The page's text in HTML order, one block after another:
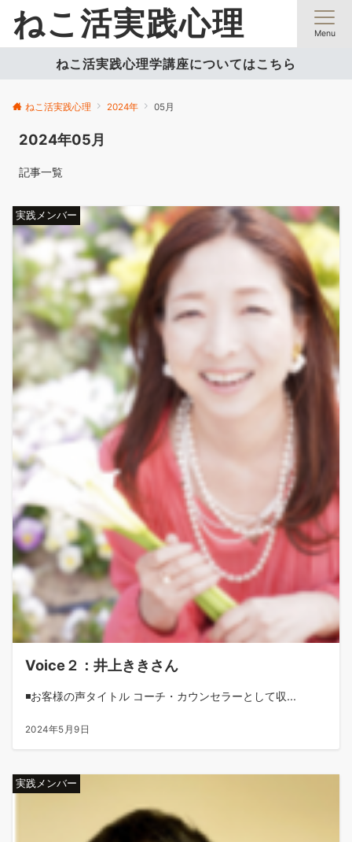
ねこ活実践心理 Menu
ねこ活実践心理学講座についてはこちら
ねこ活実践心理 2024年 05月
2024年05月
記事一覧
実践メンバー
Voice２：井上ききさん
◾️お客様の声タイトル コーチ・カウンセラーとして収...
2024年5月9日
実践メンバー